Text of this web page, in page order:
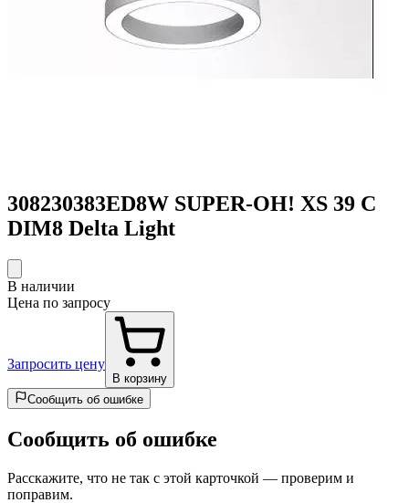
308230383ED8W SUPER-OH! XS 39 C
DIM8 Delta Light
В наличии
Цена по запросу
Запросить цену
В корзину
Сообщить об ошибке
Сообщить об ошибке
Расскажите, что не так с этой карточкой — проверим и
поправим.